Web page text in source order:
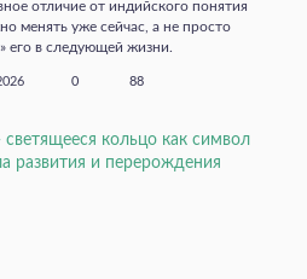
отличие от индийского понятия
менять уже сейчас, а не просто
его в следующей жизни.
0 88